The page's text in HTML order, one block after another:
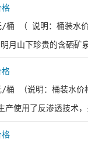
/桶 （ 说明：桶装水
月山下珍贵的含硒矿
桶 （说明：桶装水价
产使用了反渗透技术